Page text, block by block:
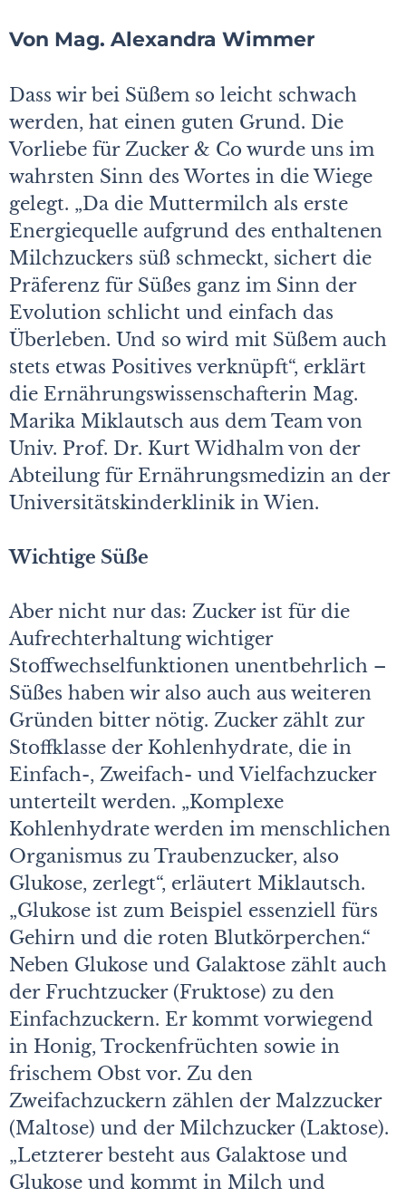
Von Mag. Alexandra Wimmer
Dass wir bei Süßem so leicht schwach
werden, hat einen guten Grund. Die
Vorliebe für Zucker & Co wurde uns im
wahrsten Sinn des Wortes in die Wiege
gelegt. „Da die Muttermilch als erste
Energiequelle aufgrund des enthaltenen
Milchzuckers süß schmeckt, sichert die
Präferenz für Süßes ganz im Sinn der
Evolution schlicht und einfach das
Überleben. Und so wird mit Süßem auch
stets etwas Positives verknüpft“, erklärt
die Ernährungswissenschafterin Mag.
Marika Miklautsch aus dem Team von
Univ. Prof. Dr. Kurt Widhalm von der
Abteilung für Ernährungsmedizin an der
Universitätskinderklinik in Wien.
Wichtige Süße
Aber nicht nur das: Zucker ist für die
Aufrechterhaltung wichtiger
Stoffwechselfunktionen unentbehrlich –
Süßes haben wir also auch aus weiteren
Gründen bitter nötig. Zucker zählt zur
Stoffklasse der Kohlenhydrate, die in
Einfach-, Zweifach- und Vielfachzucker
unterteilt werden. „Komplexe
Kohlenhydrate werden im menschlichen
Organismus zu Traubenzucker, also
Glukose, zerlegt“, erläutert Miklautsch.
„Glukose ist zum Beispiel essenziell fürs
Gehirn und die roten Blutkörperchen.“
Neben Glukose und Galaktose zählt auch
der Fruchtzucker (Fruktose) zu den
Einfachzuckern. Er kommt vorwiegend
in Honig, Trockenfrüchten sowie in
frischem Obst vor. Zu den
Zweifachzuckern zählen der Malzzucker
(Maltose) und der Milchzucker (Laktose).
„Letzterer besteht aus Galaktose und
Glukose und kommt in Milch und